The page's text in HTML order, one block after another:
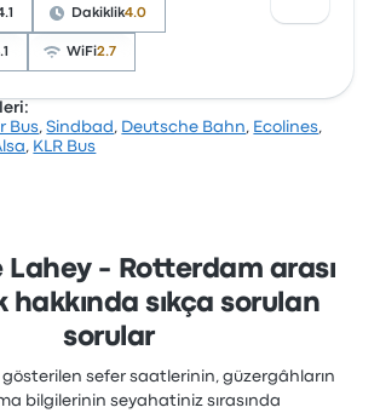
Bus biletleri için başlangıç fiyatı
Dakiklik4.0
WiFi2.7
değerlendirmeye dayanarak Busbud’da
Bus,Sindbad , Deutsche Bahn, Ecolines,
, KLR Bus
Lahey - Rotterdam arası
hakkında sıkça sorulan
sorular
gösterilen sefer saatlerinin, güzergâhların
bilgilerinin seyahatiniz sırasında